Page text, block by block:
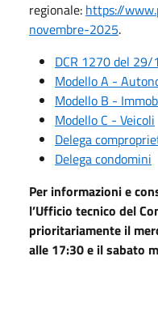
regionale: https://
novembre-2025.
DCR 1270 del
Modello A -
Modello B -
Modello C - Veicoli
Delega
Delega condomini
Per informazioni e
l’Ufficio tecnico del
prioritariamente il
alle 17:30 e il sabato